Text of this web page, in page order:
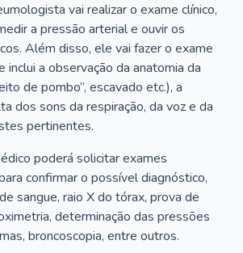
vai realizar o exame clínico,
a pressão arterial e ouvir os
Além disso, ele vai fazer o exame
inclui a observação da anatomia da
de pombo”, escavado etc.), a
dos sons da respiração, da voz e da
pertinentes.
poderá solicitar exames
confirmar o possível diagnóstico,
sangue, raio X do tórax, prova de
determinação das pressões
broncoscopia, entre outros.